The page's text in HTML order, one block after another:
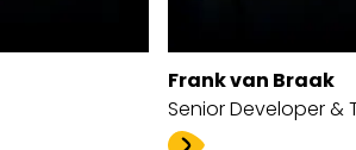
Frank van Braak
Senior Developer &